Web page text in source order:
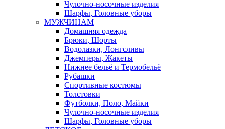
Чулочно-носочные изделия
Шарфы, Головные уборы
МУЖЧИНАМ
Домашняя одежда
Брюки, Шорты
Водолазки, Лонгсливы
Джемперы, Жакеты
Нижнее бельё и Термобельё
Рубашки
Спортивные костюмы
Толстовки
Футболки, Поло, Майки
Чулочно-носочные изделия
Шарфы, Головные уборы